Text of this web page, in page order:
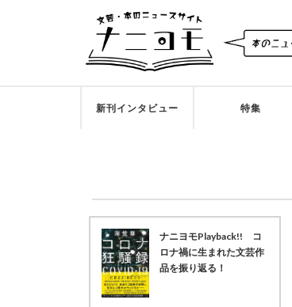
新刊インタビュー 特集
ナニヨモPlayback!! コ
ロナ禍に生まれた文芸作
品を振り返る！